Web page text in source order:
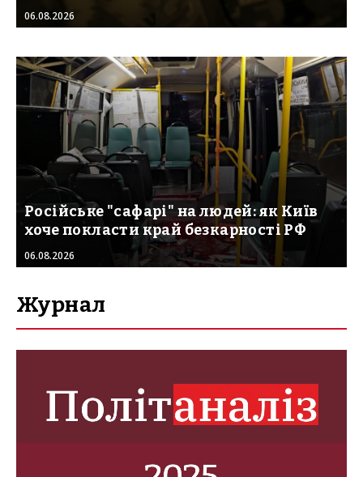
06.08.2026
Російське "сафарі" на людей: як Київ
хоче покласти край безкарності РФ
06.08.2026
Журнал